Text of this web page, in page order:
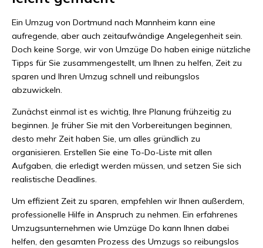
Ein Umzug von Dortmund nach Mannheim kann eine
aufregende, aber auch zeitaufwändige Angelegenheit sein.
Doch keine Sorge, wir von Umzüge Do haben einige nützliche
Tipps für Sie zusammengestellt, um Ihnen zu helfen, Zeit zu
sparen und Ihren Umzug schnell und reibungslos
abzuwickeln.
Zunächst einmal ist es wichtig, Ihre Planung frühzeitig zu
beginnen. Je früher Sie mit den Vorbereitungen beginnen,
desto mehr Zeit haben Sie, um alles gründlich zu
organisieren. Erstellen Sie eine To-Do-Liste mit allen
Aufgaben, die erledigt werden müssen, und setzen Sie sich
realistische Deadlines.
Um effizient Zeit zu sparen, empfehlen wir Ihnen außerdem,
professionelle Hilfe in Anspruch zu nehmen. Ein erfahrenes
Umzugsunternehmen wie Umzüge Do kann Ihnen dabei
helfen, den gesamten Prozess des Umzugs so reibungslos